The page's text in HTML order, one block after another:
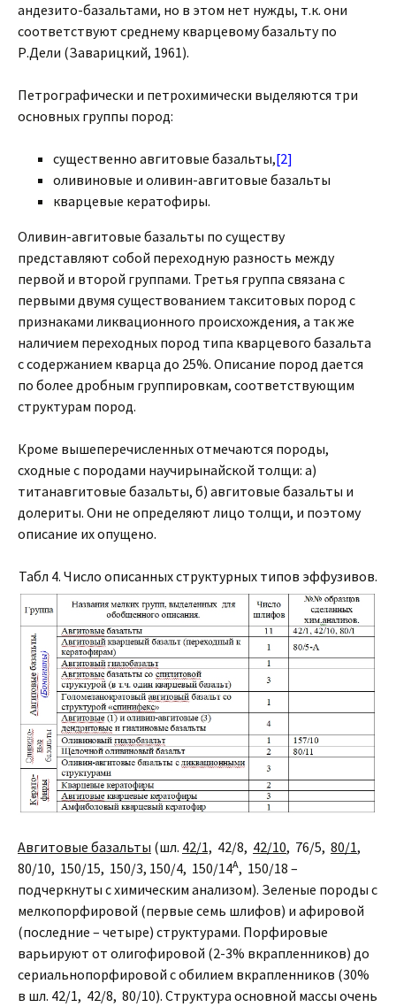
андезито-базальтами, но в этом нет нужды, т.к. они
соответствуют среднему кварцевому базальту по
Р.Дели (Заварицкий, 1961).
Петрографически и петрохимически выделяются три
основных группы пород:
существенно авгитовые базальты,[2]
оливиновые и оливин-авгитовые базальты
кварцевые кератофиры.
Оливин-авгитовые базальты по существу
представляют собой переходную разность между
первой и второй группами. Третья группа связана с
первыми двумя существованием такситовых пород с
признаками ликвационного происхождения, а так же
наличием переходных пород типа кварцевого базальта
с содержанием кварца до 25%. Описание пород дается
по более дробным группировкам, соответствующим
структурам пород.
Кроме вышеперечисленных отмечаются породы,
сходные с породами научирынайской толщи: а)
титанавгитовые базальты, б) авгитовые базальты и
долериты. Они не определяют лицо толщи, и поэтому
описание их опущено.
Табл 4. Число описанных структурных типов эффузивов.
Авгитовые базальты (шл. 42/1, 42/8, 42/10, 76/5, 80/1,
80/10, 150/15, 150/3, 150/4, 150/14А, 150/18 –
подчеркнуты с химическим анализом). Зеленые породы с
мелкопорфировой (первые семь шлифов) и афировой
(последние – четыре) структурами. Порфировые
варьируют от олигофировой (2-3% вкрапленников) до
сериальнопорфировой с обилием вкрапленников (30%
в шл. 42/1, 42/8, 80/10). Структура основной массы очень